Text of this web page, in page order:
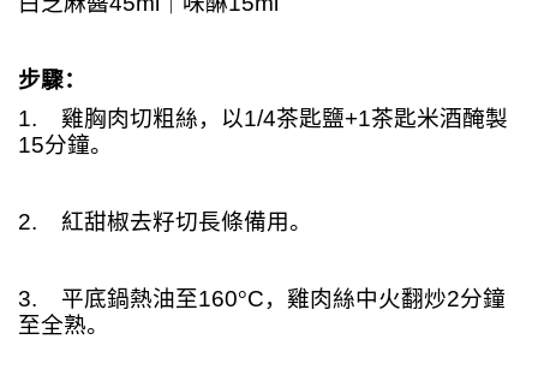
步驟：
1. 雞胸肉切粗絲，以1/4茶匙鹽+1茶匙米酒醃製
15分鐘。
2. 紅甜椒去籽切長條備用。
3. 平底鍋熱油至160°C，雞肉絲中火翻炒2分鐘
至全熟。